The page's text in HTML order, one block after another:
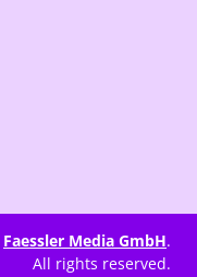
Faessler Media GmbH.
All rights reserved.